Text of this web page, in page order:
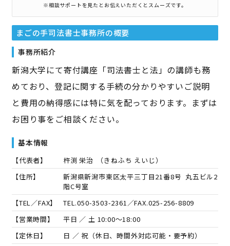
※相談サポートを見たとお伝えいただくとスムーズです。
まごの手司法書士事務所の概要
事務所紹介
新潟大学にて寄付講座「司法書士と法」の講師も務
めており、登記に関する手続の分かりやすいご説明
と費用の納得感には特に気を配っております。まずは
お困り事をご相談ください。
基本情報
【代表者】 杵渕 栄治 （きねふち えいじ）
【住所】
新潟県新潟市東区太平三丁目21番8号 丸五ビル2
階C号室
【TEL／FAX】
TEL.050-3503-2361 ／FAX.025-256-8809
【営業時間】
平日 ／ 土 10:00～18:00
【定休日】
日 ／ 祝（休日、時間外対応可能・要予約）